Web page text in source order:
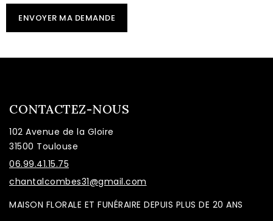
CONTACTEZ-NOUS
102 Avenue de la Gloire
31500 Toulouse
06.99.41.15.75
chantalcombes31@gmail.com
MAISON FLORALE ET FUNÉRAIRE DEPUIS PLUS DE 20 ANS